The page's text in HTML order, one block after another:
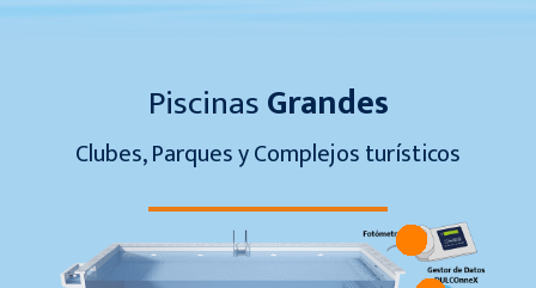
PiscinasGrandes
Clubes, Parques y Complejos turísticos